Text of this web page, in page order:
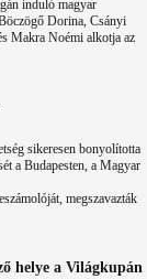
induló magyar
Dorina, Csányi
Makra Noémi alkotja az
sikeresen bonyolította
a Budapesten, a Magyar
megszavazták
helye a Világkupán